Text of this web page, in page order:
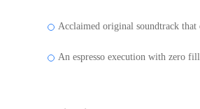
Acclaimed original soundtrack
An espresso execution with zero